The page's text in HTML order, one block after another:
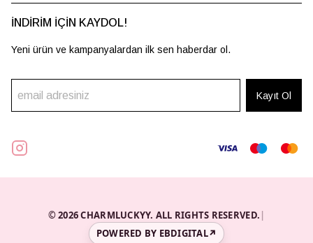
İNDİRİM İÇİN KAYDOL!
Yeni ürün ve kampanyalardan ilk sen haberdar ol.
Kayıt Ol
© 2026 CHARMLUCKYY. ALL RIGHTS RESERVED. |
POWERED BY EBDIGITAL↗